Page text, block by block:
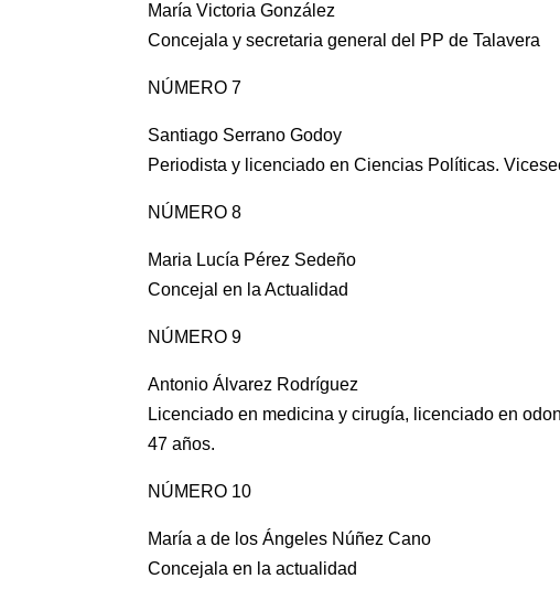
María Victoria González
Concejala y secretaria general del PP de Talavera
NÚMERO 7
Santiago Serrano Godoy
Periodista y licenciado en Ciencias Políticas.
NÚMERO 8
Maria Lucía Pérez Sedeño
Concejal en la Actualidad
NÚMERO 9
Antonio Álvarez Rodríguez
Licenciado en medicina y cirugía, licenciado en
47 años.
NÚMERO 10
María a de los Ángeles Núñez Cano
Concejala en la actualidad